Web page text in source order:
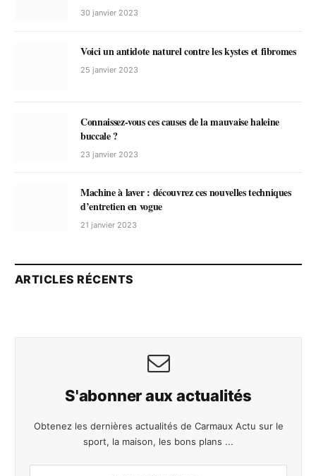
30 janvier 2023
Voici un antidote naturel contre les kystes et fibromes
25 janvier 2023
Connaissez-vous ces causes de la mauvaise haleine
buccale ?
23 janvier 2023
Machine à laver : découvrez ces nouvelles techniques
d’entretien en vogue
21 janvier 2023
ARTICLES RÉCENTS
S'abonner aux actualités
Obtenez les dernières actualités de Carmaux Actu sur le
sport, la maison, les bons plans ...